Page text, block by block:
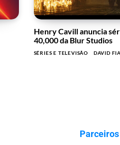
Henry Cavill anuncia
40,000 da Blur Studios
SÉRIES E TELEVISÃO DAVID
Parceiros